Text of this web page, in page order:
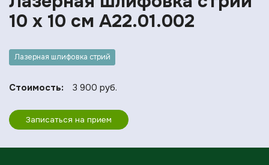
10 х 10 см A22.01.002
Лазерная шлифовка стрий
Стоимость: 3 900 руб.
Записаться на прием